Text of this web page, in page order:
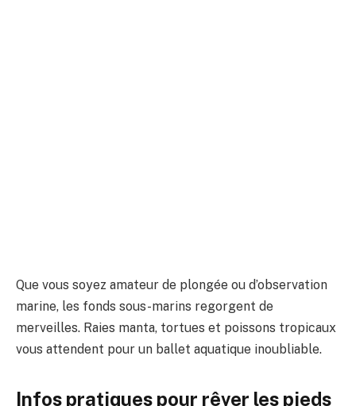
Que vous soyez amateur de plongée ou d’observation
marine, les fonds sous-marins regorgent de
merveilles. Raies manta, tortues et poissons tropicaux
vous attendent pour un ballet aquatique inoubliable.
Infos pratiques pour rêver les pieds